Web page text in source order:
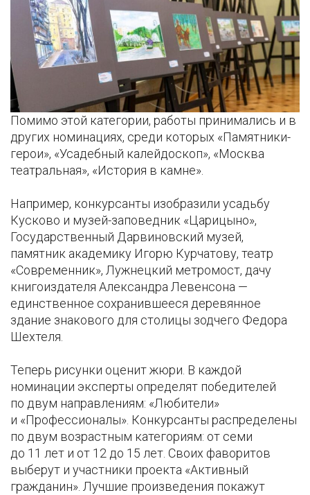
Помимо этой категории, работы принимались и в
других номинациях, среди которых «Памятники-
герои», «Усадебный калейдоскоп», «Москва
театральная», «История в камне».
Например, конкурсанты изобразили усадьбу
Кусково и музей-заповедник «Царицыно»,
Государственный Дарвиновский музей,
памятник академику Игорю Курчатову, театр
«Современник», Лужнецкий метромост, дачу
книгоиздателя Александра Левенсона —
единственное сохранившееся деревянное
здание знакового для столицы зодчего Федора
Шехтеля.
Теперь рисунки оценит жюри. В каждой
номинации эксперты определят победителей
по двум направлениям: «Любители»
и «Профессионалы». Конкурсанты распределены
по двум возрастным категориям: от семи
до 11 лет и от 12 до 15 лет. Своих фаворитов
выберут и участники проекта «Активный
гражданин». Лучшие произведения покажут